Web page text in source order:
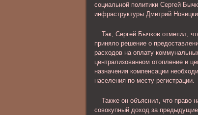
социальной политики Сергей
инфраструктуры Дмитрий
Так, Сергей Бычков отметил,
приняло решение о
расходов на оплату
централизованном отопление и
назначения компенсации
населения по месту регистрации.
Также он объяснил, что право
совокупный доход за